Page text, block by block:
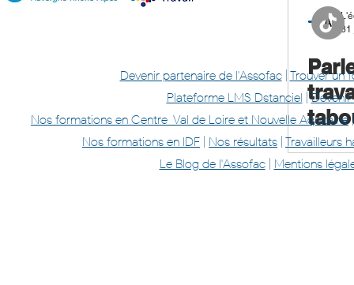
Devenir partenaire de l'Assofac Trouver un
Plateforme LMS Dstanciel
Nos formations en Centre-Val de Loire et Nouvelle Aquitaine
Nos formations en IDF
Nos résultats Travailleurs
Le Blog de l'Assofac
Mentions